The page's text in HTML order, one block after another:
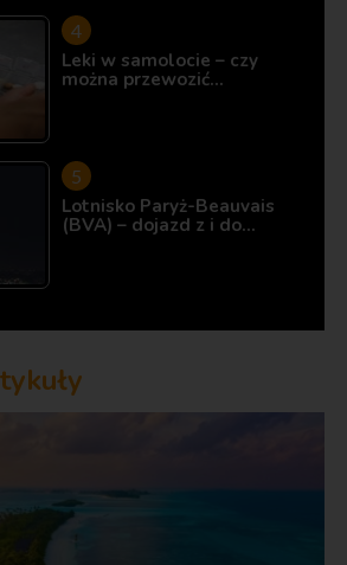
Leki w samolocie – czy
można przewozić…
Lotnisko Paryż-Beauvais
(BVA) – dojazd z i do…